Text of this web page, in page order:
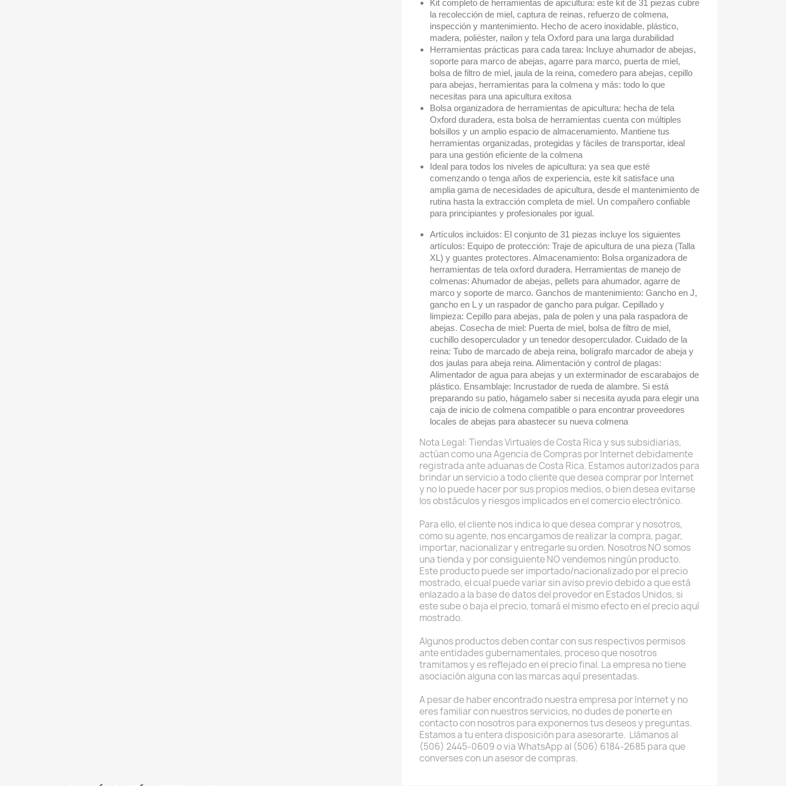
Kit completo de herramientas de apicultura: este kit de 31 piezas cubre
la recolección de miel, captura de reinas, refuerzo de colmena,
inspección y mantenimiento. Hecho de acero inoxidable, plástico,
madera, poliéster, nailon y tela Oxford para una larga durabilidad
Herramientas prácticas para cada tarea: Incluye ahumador de abejas,
soporte para marco de abejas, agarre para marco, puerta de miel,
bolsa de filtro de miel, jaula de la reina, comedero para abejas, cepillo
para abejas, herramientas para la colmena y más: todo lo que
necesitas para una apicultura exitosa
Bolsa organizadora de herramientas de apicultura: hecha de tela
Oxford duradera, esta bolsa de herramientas cuenta con múltiples
bolsillos y un amplio espacio de almacenamiento. Mantiene tus
herramientas organizadas, protegidas y fáciles de transportar, ideal
para una gestión eficiente de la colmena
Ideal para todos los niveles de apicultura: ya sea que esté
comenzando o tenga años de experiencia, este kit satisface una
amplia gama de necesidades de apicultura, desde el mantenimiento de
rutina hasta la extracción completa de miel. Un compañero confiable
para principiantes y profesionales por igual.
Artículos incluidos: El conjunto de 31 piezas incluye los siguientes
artículos: Equipo de protección: Traje de apicultura de una pieza (Talla
XL) y guantes protectores. Almacenamiento: Bolsa organizadora de
herramientas de tela oxford duradera. Herramientas de manejo de
colmenas: Ahumador de abejas, pellets para ahumador, agarre de
marco y soporte de marco. Ganchos de mantenimiento: Gancho en J,
gancho en L y un raspador de gancho para pulgar. Cepillado y
limpieza: Cepillo para abejas, pala de polen y una pala raspadora de
abejas. Cosecha de miel: Puerta de miel, bolsa de filtro de miel,
cuchillo desoperculador y un tenedor desoperculador. Cuidado de la
reina: Tubo de marcado de abeja reina, bolígrafo marcador de abeja y
dos jaulas para abeja reina. Alimentación y control de plagas:
Alimentador de agua para abejas y un exterminador de escarabajos de
plástico. Ensamblaje: Incrustador de rueda de alambre. Si está
preparando su patio, hágamelo saber si necesita ayuda para elegir una
caja de inicio de colmena compatible o para encontrar proveedores
locales de abejas para abastecer su nueva colmena
Nota Legal: Tiendas Virtuales de Costa Rica y sus subsidiarias,
actúan como una Agencia de Compras por Internet debidamente
registrada ante aduanas de Costa Rica. Estamos autorizados para
brindar un servicio a todo cliente que desea comprar por Internet
y no lo puede hacer por sus propios medios, o bien desea evitarse
los obstáculos y riesgos implicados en el comercio electrónico.
Para ello, el cliente nos indica lo que desea comprar y nosotros,
como su agente, nos encargamos de realizar la compra, pagar,
importar, nacionalizar y entregarle su orden. Nosotros NO somos
una tienda y por consiguiente NO vendemos ningún producto.
Este producto puede ser importado/nacionalizado por el precio
mostrado, el cual puede variar sin aviso previo debido a que está
enlazado a la base de datos del provedor en Estados Unidos, si
este sube o baja el precio, tomará el mismo efecto en el precio aquí
mostrado.
Algunos productos deben contar con sus respectivos permisos
ante entidades gubernamentales, proceso que nosotros
tramitamos y es reflejado en el precio final. La empresa no tiene
asociación alguna con las marcas aquí presentadas.
A pesar de haber encontrado nuestra empresa por Internet y no
eres familiar con nuestros servicios, no dudes de ponerte en
contacto con nosotros para exponernos tus deseos y preguntas.
Estamos a tu entera disposición para asesorarte. Llámanos al
(506) 2445-0609 o via WhatsApp al (506) 6184-2685 para que
converses con un asesor de compras.